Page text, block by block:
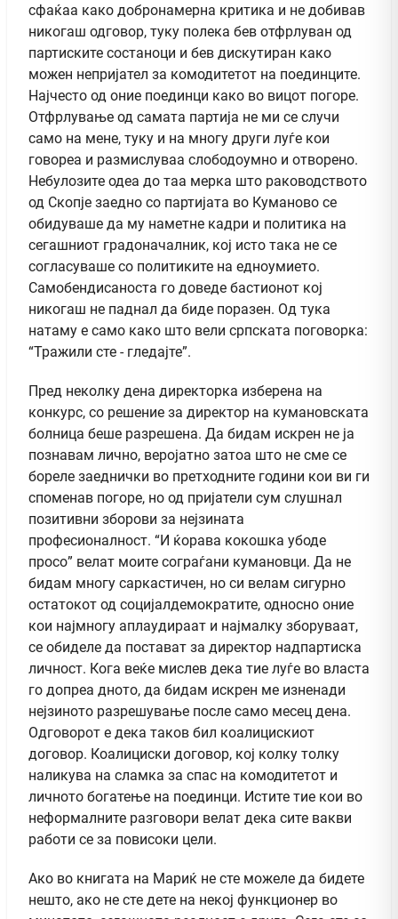
сфаќаа како добронамерна критика и не добивав
никогаш одговор, туку полека бев отфрлуван од
партиските состаноци и бев дискутиран како
можен непријател за комодитетот на поединците.
Најчесто од оние поединци како во вицот погоре.
Отфрлување од самата партија не ми се случи
само на мене, туку и на многу други луѓе кои
говореа и размислуваа слободоумно и отворено.
Небулозите одеа до таа мерка што раководството
од Скопје заедно со партијата во Куманово се
обидуваше да му наметне кадри и политика на
сегашниот градоначалник, кој исто така не се
согласуваше со политиките на едноумието.
Самобендисаноста го доведе бастионот кој
никогаш не паднал да биде поразен. Од тука
натаму е само како што вели српската поговорка:
“Тражили сте - гледајте”.
Пред неколку дена директорка изберена на
конкурс, со решение за директор на кумановската
болница беше разрешена. Да бидам искрен не ја
познавам лично, веројатно затоа што не сме се
бореле заеднички во претходните години кои ви ги
споменав погоре, но од пријатели сум слушнал
позитивни зборови за нејзината
професионалност. “И ќорава кокошка убоде
просо” велат моите сограѓани кумановци. Да не
бидам многу саркастичен, но си велам сигурно
остатокот од социјалдемократите, односно оние
кои најмногу аплаудираат и најмалку зборуваат,
се обиделе да постават за директор надпартиска
личност. Кога веќе мислев дека тие луѓе во власта
го допреа дното, да бидам искрен ме изненади
нејзиното разрешување после само месец дена.
Одговорот е дека таков бил коалицискиот
договор. Коалициски договор, кој колку толку
наликува на сламка за спас на комодитетот и
личното богатење на поединци. Истите тие кои во
неформалните разговори велат дека сите вакви
работи се за повисоки цели.
Ако во книгата на Мариќ не сте можеле да бидете
нешто, ако не сте дете на некој функционер во